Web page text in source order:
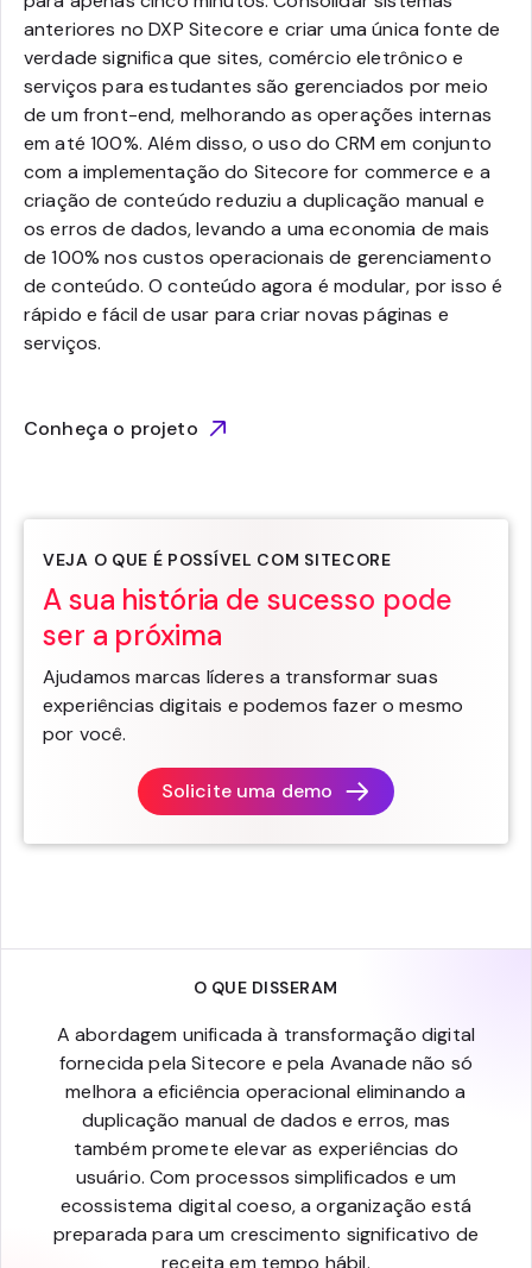
anteriores no DXP Sitecore e criar uma única fonte de
verdade significa que sites, comércio eletrônico e
serviços para estudantes são gerenciados por meio
de um front-end, melhorando as operações internas
em até 100%. Além disso, o uso do CRM em conjunto
com a implementação do Sitecore for commerce e a
criação de conteúdo reduziu a duplicação manual e
os erros de dados, levando a uma economia de mais
de 100% nos custos operacionais de gerenciamento
de conteúdo. O conteúdo agora é modular, por isso é
rápido e fácil de usar para criar novas páginas e
serviços.
Conheça o projeto
VEJA O QUE É POSSÍVEL COM SITECORE
A sua história de sucesso pode
ser a próxima
Ajudamos marcas líderes a transformar suas
experiências digitais e podemos fazer o mesmo
por você.
Solicite uma demo
O QUE DISSERAM
A abordagem unificada à transformação digital
fornecida pela Sitecore e pela Avanade não só
melhora a eficiência operacional eliminando a
duplicação manual de dados e erros, mas
também promete elevar as experiências do
usuário. Com processos simplificados e um
ecossistema digital coeso, a organização está
preparada para um crescimento significativo de
receita em tempo hábil.